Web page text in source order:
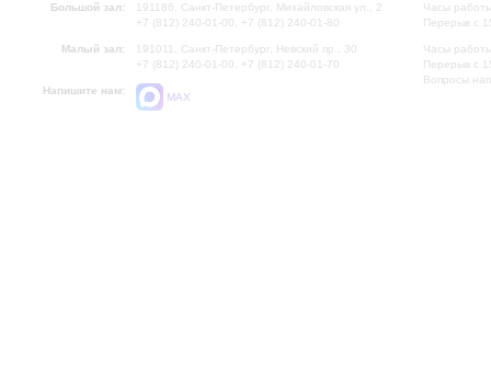
Большой зал:
191186, Санкт-Петербург, Михайловская ул., 2
+7 (812) 240-01-00, +7 (812) 240-01-80
Малый зал:
191011, Санкт-Петербург, Невский пр., 30
+7 (812) 240-01-00, +7 (812) 240-01-70
Напишите нам:
MAX
Часы
Перерыв с
Часы
Перерыв с
Вопросы